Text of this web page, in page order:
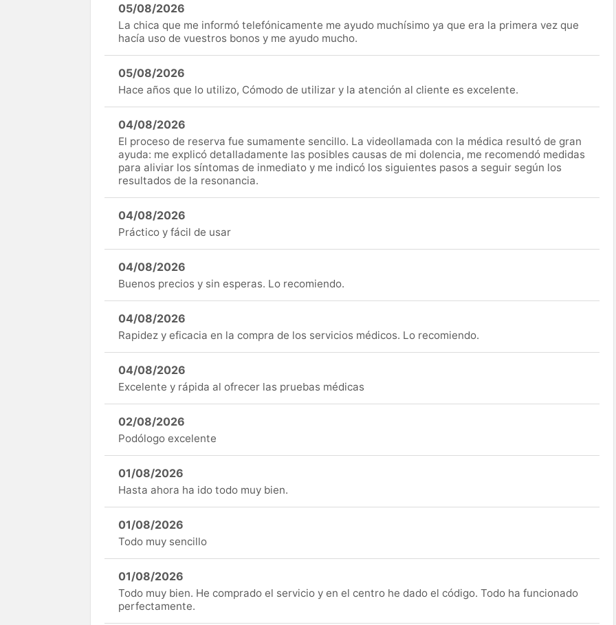
05/08/2026
La chica que me informó telefónicamente me ayudo muchísimo ya que era la primera vez que
hacía uso de vuestros bonos y me ayudo mucho.
05/08/2026
Hace años que lo utilizo, Cómodo de utilizar y la atención al cliente es excelente.
04/08/2026
El proceso de reserva fue sumamente sencillo. La videollamada con la médica resultó de gran
ayuda: me explicó detalladamente las posibles causas de mi dolencia, me recomendó medidas
para aliviar los síntomas de inmediato y me indicó los siguientes pasos a seguir según los
resultados de la resonancia.
04/08/2026
Práctico y fácil de usar
04/08/2026
Buenos precios y sin esperas. Lo recomiendo.
04/08/2026
Rapidez y eficacia en la compra de los servicios médicos. Lo recomiendo.
04/08/2026
Excelente y rápida al ofrecer las pruebas médicas
02/08/2026
Podólogo excelente
01/08/2026
Hasta ahora ha ido todo muy bien.
01/08/2026
Todo muy sencillo
01/08/2026
Todo muy bien. He comprado el servicio y en el centro he dado el código. Todo ha funcionado
perfectamente.